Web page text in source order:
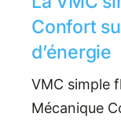
Confort
d’énergie
VMC simple
Mécanique